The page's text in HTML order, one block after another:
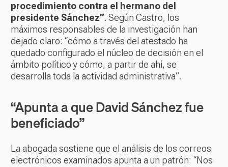
procedimiento contra el hermano del
presidente Sánchez”. Según Castro, los
máximos responsables de la investigación han
dejado claro: “cómo a través del atestado ha
quedado configurado el núcleo de decisión en el
ámbito político y cómo, a partir de ahí, se
desarrolla toda la actividad administrativa”.
“Apunta a que David Sánchez fue
beneficiado”
La abogada sostiene que el análisis de los correos
electrónicos examinados apunta a un patrón: “Nos